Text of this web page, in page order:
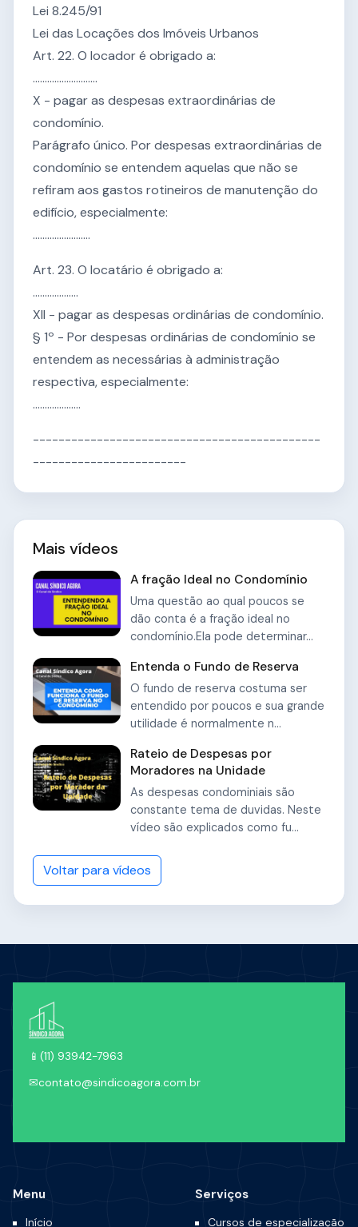
Lei 8.245/91
Lei das Locações dos Imóveis Urbanos
Art. 22. O locador é obrigado a:
...........................
X - pagar as despesas extraordinárias de
condomínio.
Parágrafo único. Por despesas extraordinárias de
condomínio se entendem aquelas que não se
refiram aos gastos rotineiros de manutenção do
edifício, especialmente:
........................
Art. 23. O locatário é obrigado a:
...................
XII - pagar as despesas ordinárias de condomínio.
§ 1º - Por despesas ordinárias de condomínio se
entendem as necessárias à administração
respectiva, especialmente:
....................
---------------------------------------------
------------------------
Mais vídeos
A fração Ideal no Condomínio
Uma questão ao qual poucos se
dão conta é a fração ideal no
condomínio.Ela pode determinar...
Entenda o Fundo de Reserva
O fundo de reserva costuma ser
entendido por poucos e sua grande
utilidade é normalmente n...
Rateio de Despesas por
Moradores na Unidade
As despesas condominiais são
constante tema de duvidas. Neste
vídeo são explicados como fu...
Voltar para vídeos
📱 (11) 93942-7963
✉contato@sindicoagora.com.br
Menu
Início
Serviços
Cursos de especialização